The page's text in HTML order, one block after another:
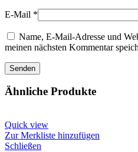
E-Mail *
Name, E-Mail-Adresse und
meinen nächsten Kommentar
Ähnliche Produkte
Quick view
Zur Merkliste hinzufügen
Schließen